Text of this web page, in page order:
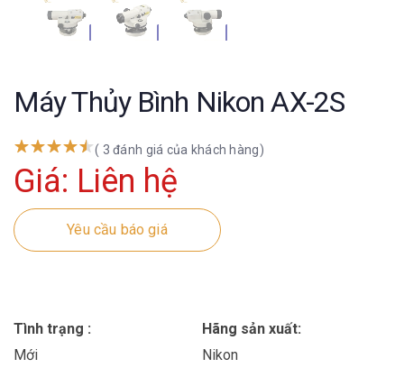
Máy Thủy Bình Nikon AX-2S
( 3 đánh giá của khách hàng)
Giá: Liên hệ
Yêu cầu báo giá
Tình trạng :
Mới
Hãng sản xuất:
Nikon